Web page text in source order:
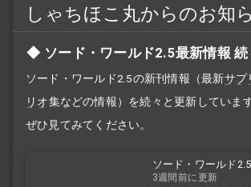
しゃちほこ丸からのお知
ソード・ワールド2.5最新情報
ソード・ワールド2.5の新刊情報（最新サプ
リオ集などの情報）を続々と更新していま
ぜひ見てみてください。
ソード・ワールド
3週間前に更新